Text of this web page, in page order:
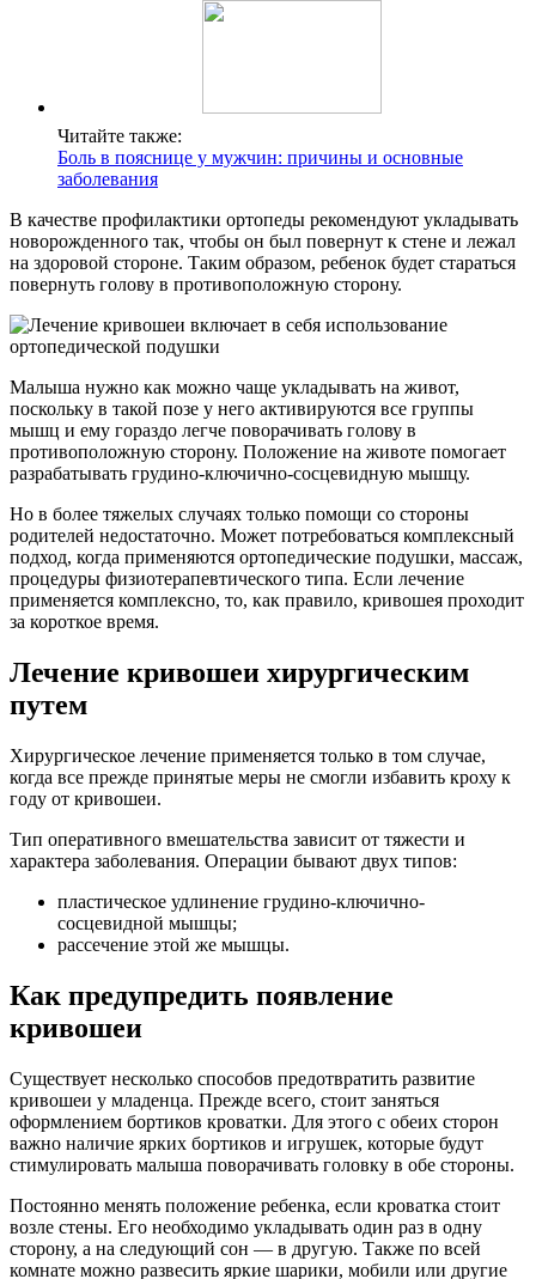
Читайте также:
Боль в пояснице у мужчин: причины и основные
заболевания
В качестве профилактики ортопеды рекомендуют укладывать
новорожденного так, чтобы он был повернут к стене и лежал
на здоровой стороне. Таким образом, ребенок будет стараться
повернуть голову в противоположную сторону.
Малыша нужно как можно чаще укладывать на живот,
поскольку в такой позе у него активируются все группы
мышц и ему гораздо легче поворачивать голову в
противоположную сторону. Положение на животе помогает
разрабатывать грудино-ключично-сосцевидную мышцу.
Но в более тяжелых случаях только помощи со стороны
родителей недостаточно. Может потребоваться комплексный
подход, когда применяются ортопедические подушки, массаж,
процедуры физиотерапевтического типа. Если лечение
применяется комплексно, то, как правило, кривошея проходит
за короткое время.
Лечение кривошеи хирургическим
путем
Хирургическое лечение применяется только в том случае,
когда все прежде принятые меры не смогли избавить кроху к
году от кривошеи.
Тип оперативного вмешательства зависит от тяжести и
характера заболевания. Операции бывают двух типов:
пластическое удлинение грудино-ключично-
сосцевидной мышцы;
рассечение этой же мышцы.
Как предупредить появление
кривошеи
Существует несколько способов предотвратить развитие
кривошеи у младенца. Прежде всего, стоит заняться
оформлением бортиков кроватки. Для этого с обеих сторон
важно наличие ярких бортиков и игрушек, которые будут
стимулировать малыша поворачивать головку в обе стороны.
Постоянно менять положение ребенка, если кроватка стоит
возле стены. Его необходимо укладывать один раз в одну
сторону, а на следующий сон — в другую. Также по всей
комнате можно развесить яркие шарики, мобили или другие